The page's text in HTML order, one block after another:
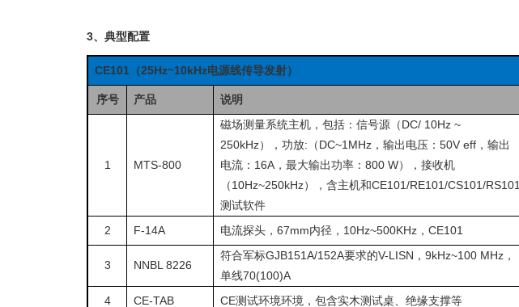
3、典型配置
CE101（25Hz~10kHz电源线传导发射）
序号 产品 说明
1 MTS-800
磁场测量系统主机，包括：信号源（DC/ 10Hz ~
250kHz），功放:（DC~1MHz，输出电压：50V eff，输出
电流：16A，最大输出功率：800 W），接收机
（10Hz~250kHz），含主机和CE101/RE101/CS101/RS101
测试软件
2 F-14A 电流探头，67mm内径，10Hz~500KHz，CE101
3 NNBL 8226
符合军标GJB151A/152A要求的V-LISN，9kHz~100 MHz，
单线70(100)A
4 CE-TAB CE测试环境环境，包含实木测试桌、绝缘支撑等